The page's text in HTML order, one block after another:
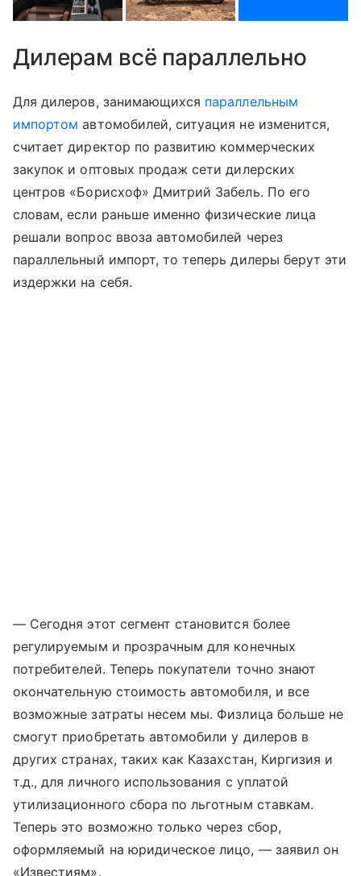
Дилерам всё параллельно
Для дилеров, занимающихся параллельным
импортом автомобилей, ситуация не изменится,
считает директор по развитию коммерческих
закупок и оптовых продаж сети дилерских
центров «Борисхоф» Дмитрий Забель. По его
словам, если раньше именно физические лица
решали вопрос ввоза автомобилей через
параллельный импорт, то теперь дилеры берут эти
издержки на себя.
— Сегодня этот сегмент становится более
регулируемым и прозрачным для конечных
потребителей. Теперь покупатели точно знают
окончательную стоимость автомобиля, и все
возможные затраты несем мы. Физлица больше не
смогут приобретать автомобили у дилеров в
других странах, таких как Казахстан, Киргизия и
т.д., для личного использования с уплатой
утилизационного сбора по льготным ставкам.
Теперь это возможно только через сбор,
оформляемый на юридическое лицо, — заявил он
«Известиям».